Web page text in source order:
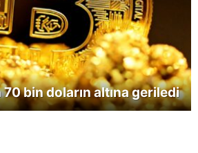
bin doların altına geriledi